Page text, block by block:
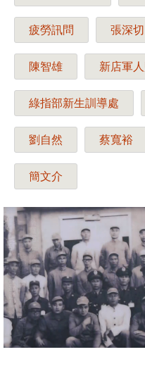
疲勞訊問 張深切
陳智雄 新店軍
綠指部新生訓導處
劉自然 蔡寬裕
簡文介